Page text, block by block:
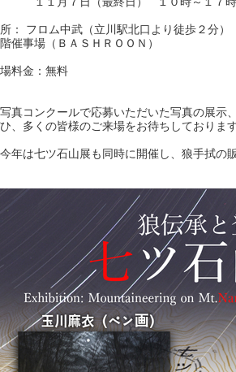
： フロム中武（立川駅北口より徒歩２分）
催事場（ＢＡＳＨＲＯＯＮ）
料金：無料
写真コンクールで応募いただいた写真の展示
、多くの皆様のご来場をお待ちしております
今年は七ツ石山展も同時に開催し、狼手拭の